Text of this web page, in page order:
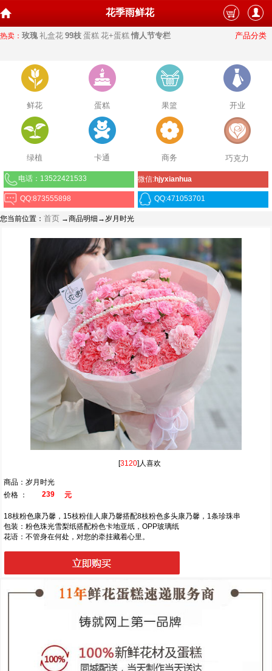
花季雨鲜花
热卖： 玫瑰 礼盒花 99枝 蛋糕 花+蛋糕 情人节专栏 产品分类
鲜花 蛋糕 果篮 开业
绿植 卡通 商务 巧克力
电话：13522421533 微信:hjyxianhua
QQ:873555898 QQ:471053701
您当前位置： 首页 →商品明细→岁月时光
[3120]人喜欢
商品：岁月时光
价格 ：
239 元
18枝粉色康乃馨，15枝粉佳人康乃馨搭配8枝粉色多头康乃馨，1条珍珠串
包装：粉色珠光雪梨纸搭配粉色卡地亚纸，OPP玻璃纸
花语：不管身在何处，对您的牵挂藏着心里。